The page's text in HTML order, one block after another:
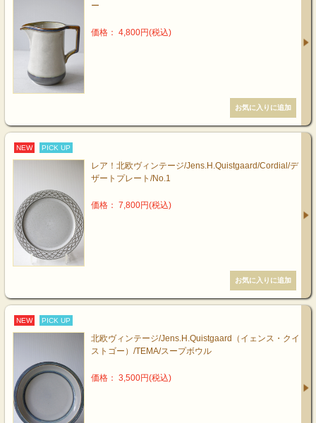
ー
価格： 4,800円(税込)
NEW PICK UP
レア！北欧ヴィンテージ/Jens.H.Quistgaard/Cordial/デ
ザートプレート/No.1
価格： 7,800円(税込)
NEW PICK UP
北欧ヴィンテージ/Jens.H.Quistgaard（イェンス・クイ
ストゴー）/TEMA/スープボウル
価格： 3,500円(税込)